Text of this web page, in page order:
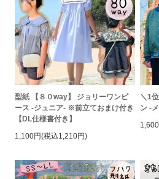
型紙 【８０way】 ジョリーワンピ
ース -ジュニア- ※前立ておまけ付き
【DL仕様書付き】
1,100円(税込1,210円)
＼1
ン -